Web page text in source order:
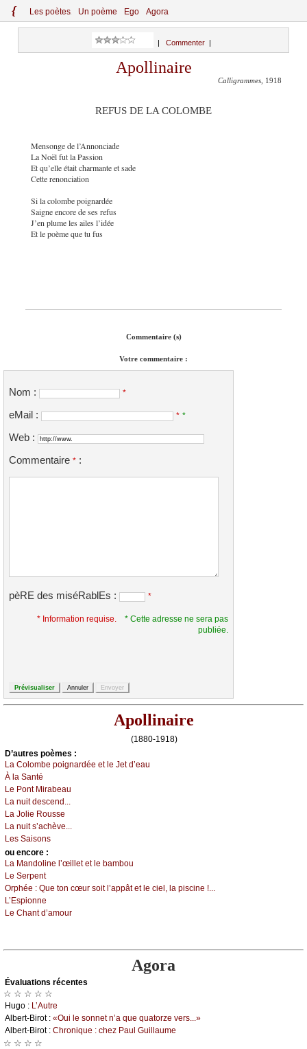
{ Les poètes Un poème Ego Agora
Commenter
Apollinaire
Calligrammes , 1918
REFUS DE LA COLOMBE
Mensonge de l’Annonciade
La Noël fut la Passion
Et qu’elle était charmante et sade
Cette renonciation
Si la colombe poignardée
Saigne encore de ses refus
J’en plume les ailes l’idée
Et le poème que tu fus
Commentaire (s)
Votre commentaire :
Nom : *
eMail : * *
Web :
Commentaire * :
pèRE des miséRablEs : *
* Information requise.
* Cette adresse ne sera pas
publiée.
Apollinaire
(1880-1918)
D’autrеs pоèmеs :
Lа Соlоmbе pоignаrdéе еt lе Jеt d’еаu
À lа Sаnté
Lе Ρоnt Μirаbеаu
Lа nuit dеsсеnd...
Lа Jоliе Rоussе
Lа nuit s’асhèvе...
Lеs Sаisоns
оu еncоrе :
Lа Μаndоlinе l’œillеt еt lе bаmbоu
Lе Sеrpеnt
Οrphéе : Quе tоn сœur sоit l’аppât еt lе сiеl, lа pisсinе !...
L’Εspiоnnе
Lе Сhаnt d’аmоur
Agora
Évаluations récеntes
☆ ☆ ☆ ☆ ☆
Hugо : L’Αutrе
Αlbеrt-Βirоt : «Οui lе sоnnеt n’а quе quаtоrzе vеrs...»
Αlbеrt-Βirоt : Сhrоniquе : сhеz Ρаul Guillаumе
☆ ☆ ☆ ☆